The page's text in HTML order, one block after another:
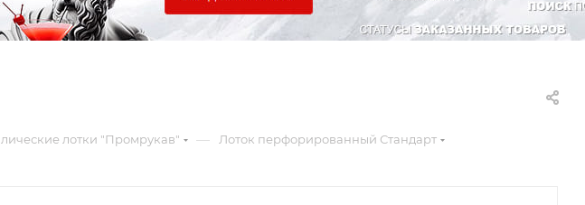
лотки "Промрукав" — Лоток перфорированный Стандарт